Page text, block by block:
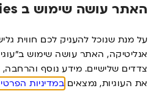
משרד
האתר עושה שימוש ב Cookies ("עוגיות")
על מנת שנוכל להעניק לכם חווית
צדדים שלישיים. מידע נוסף
את העוגיות, נמצאים במדיניות